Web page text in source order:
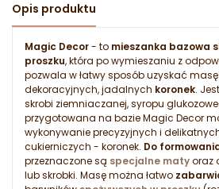
Opis produktu
Magic Decor- to mieszanka bazowa
proszku, która po wymieszaniu z
pozwala w łatwy sposób uzyskać
dekoracyjnych, jadalnych koronek.
skrobi ziemniaczanej, syropu
przygotowana na bazie Magic Decor
wykonywanie precyzyjnych i
cukierniczych - koronek. Do
przeznaczone są specjalne matyoraz
lub skrobki. Masę można łatwo